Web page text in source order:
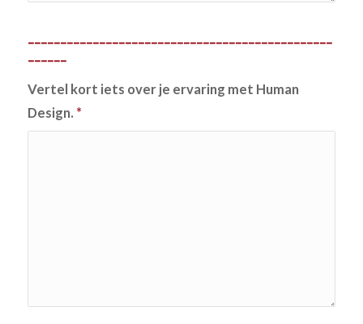
-----------------------------------------------
------
Vertel kort iets over je ervaring met Human
Design. *